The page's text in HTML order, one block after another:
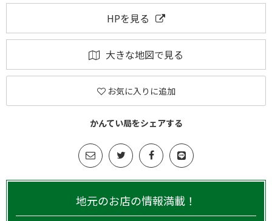
HPを見る
大きな地図で見る
お気に入りに追加
かんてい局をシェアする
地元のお店の情報満載！